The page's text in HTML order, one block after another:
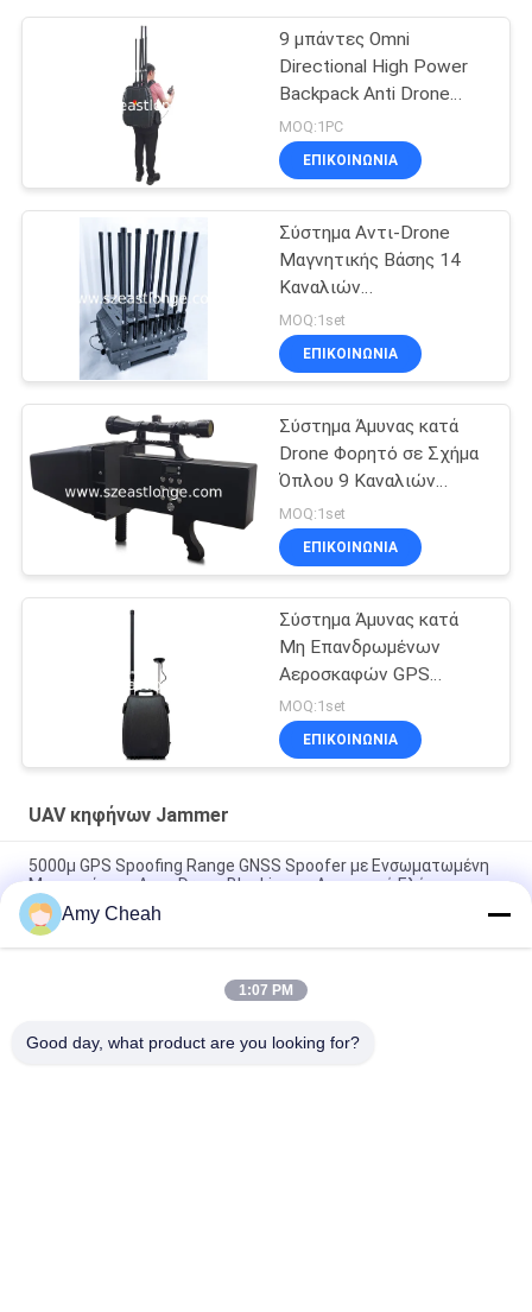
9 μπάντες Omni
Directional High Power
Backpack Anti Drone
UAV Jammer με
καλωδιακό
τηλεχειριστήριο
MOQ:1PC
ΕΠΙΚΟΙΝΩΝΊΑ
Σύστημα Αντι-Drone
Μαγνητικής Βάσης 14
Καναλιών
Τροφοδοτούμενο από
AC 220V DC 24V Αντι-
Drone FPV για
Ασφαλείας
MOQ:1set
ΕΠΙΚΟΙΝΩΝΊΑ
Σύστημα Άμυνας κατά
Drone Φορητό σε Σχήμα
Όπλου 9 Καναλιών
Σχεδιασμένο για
Ενισχυμένη Ασφάλεια σε
Ευαίσθητες Περιοχές με
2000μ
MOQ:1set
ΕΠΙΚΟΙΝΩΝΊΑ
Σύστημα Άμυνας κατά
Μη Επανδρωμένων
Αεροσκαφών GPS
Spoofing 7-15KM για
Αποτελεσματική
Αντιμετώπιση Απειλών
MOQ:1set
ΕΠΙΚΟΙΝΩΝΊΑ
UAV κηφήνων Jammer
5000μ GPS Spoofing Range GNSS Spoofer με Ενσωματωμένη
Μπαταρία για Αντι-Drone Blocking με Λογισμικό Ελέγχου
Σύστημα ανίχνευσης φάσματος UAV-J2020 σειράς 160MHz
230W
6 Κανάλια 3000μ Σύστημα GPS Spoofing για Αντι-Drone UAV
Amy Cheah
1:07 PM
Good day, what product are you looking for?